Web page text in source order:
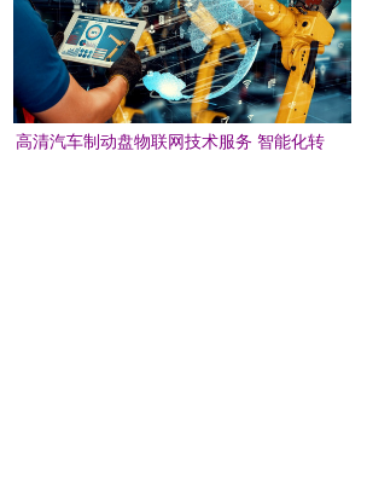
高清汽车制动盘物联网技术服务 智能化转